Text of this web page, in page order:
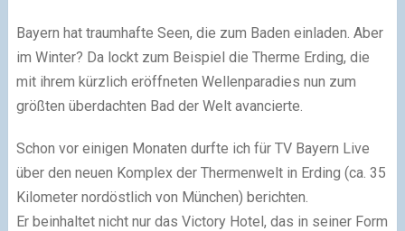
Bayern hat traumhafte Seen, die zum Baden einladen. Aber
im Winter? Da lockt zum Beispiel die Therme Erding, die
mit ihrem kürzlich eröffneten Wellenparadies nun zum
größten überdachten Bad der Welt avancierte.
Schon vor einigen Monaten durfte ich für TV Bayern Live
über den neuen Komplex der Thermenwelt in Erding (ca. 35
Kilometer nordöstlich von München) berichten.
Er beinhaltet nicht nur das Victory Hotel, das in seiner Form